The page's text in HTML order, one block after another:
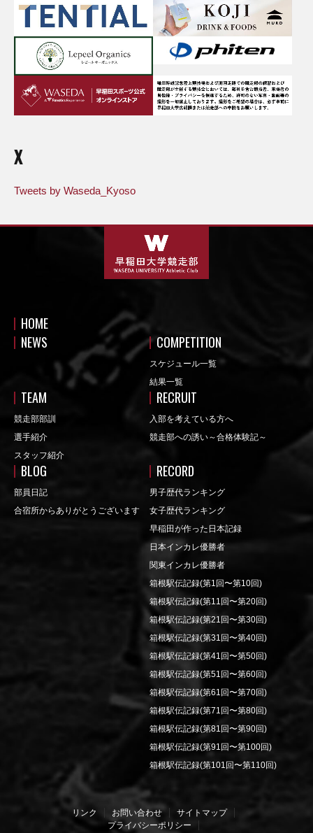
X
Tweets by Waseda_Kyoso
HOME
NEWS
COMPETITION
スケジュール一覧
結果一覧
TEAM
競走部部訓
選手紹介
スタッフ紹介
RECRUIT
入部を考えている方へ
競走部への誘い～合格体験記～
BLOG
部員日記
合宿所からありがとうございます
RECORD
男子歴代ランキング
女子歴代ランキング
早稲田が作った日本記録
日本インカレ優勝者
関東インカレ優勝者
箱根駅伝記録(第1回〜第10回)
箱根駅伝記録(第11回〜第20回)
箱根駅伝記録(第21回〜第30回)
箱根駅伝記録(第31回〜第40回)
箱根駅伝記録(第41回〜第50回)
箱根駅伝記録(第51回〜第60回)
箱根駅伝記録(第61回〜第70回)
箱根駅伝記録(第71回〜第80回)
箱根駅伝記録(第81回〜第90回)
箱根駅伝記録(第91回〜第100回)
箱根駅伝記録(第101回〜第110回)
リンク お問い合わせ
サイトマップ
プライバシーポリシー